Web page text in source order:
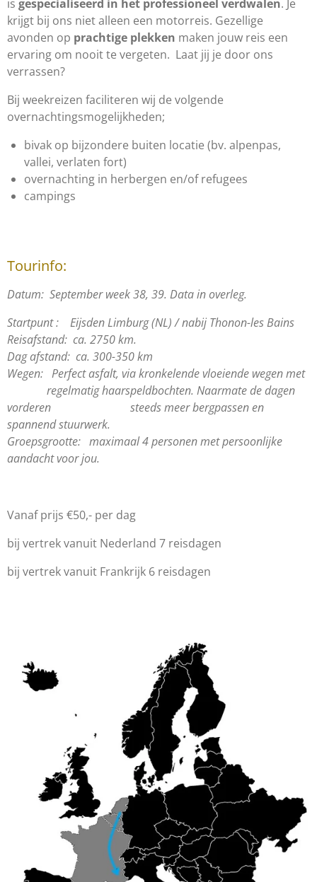
is gespecialiseerd in het professioneel verdwalen. Je
krijgt bij ons niet alleen een motorreis. Gezellige
avonden op prachtige plekken maken jouw reis een
ervaring om nooit te vergeten. Laat jij je door ons
verrassen?
Bij weekreizen faciliteren wij de volgende
overnachtingsmogelijkheden;
bivak op bijzondere buiten locatie (bv. alpenpas,
vallei, verlaten fort)
overnachting in herbergen en/of refugees
campings
Tourinfo:
Datum: September week 38, 39. Data in overleg.
Startpunt : Eijsden Limburg (NL) / nabij Thonon-les Bains
Reisafstand: ca. 2750 km.
Dag afstand: ca. 300-350 km
Wegen: Perfect asfalt, via kronkelende vloeiende wegen met
regelmatig haarspeldbochten. Naarmate de dagen
vorderen steeds meer bergpassen en
spannend stuurwerk.
Groepsgrootte: maximaal 4 personen met persoonlijke
aandacht voor jou.
Vanaf prijs €50,- per dag
bij vertrek vanuit Nederland 7 reisdagen
bij vertrek vanuit Frankrijk 6 reisdagen